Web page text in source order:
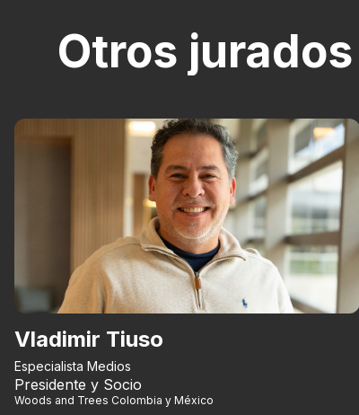
Otros jurados
Vladimir Tiuso
Especialista Medios
Presidente y Socio
Woods and Trees Colombia y México